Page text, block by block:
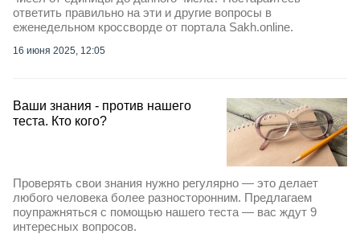
ответить правильно на эти и другие вопросы в
еженедельном кроссворде от портала Sakh.online.
16 июня 2025, 12:05
Ваши знания - против нашего
теста. Кто кого?
Проверять свои знания нужно регулярно — это делает
любого человека более разносторонним. Предлагаем
поупражняться с помощью нашего теста — вас ждут 9
интересных вопросов.